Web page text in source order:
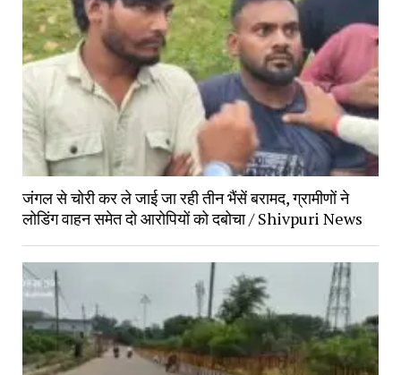
जंगल से चोरी कर ले जाई जा रही तीन भैंसें बरामद, ग्रामीणों ने
लोडिंग वाहन समेत दो आरोपियों को दबोचा / Shivpuri News